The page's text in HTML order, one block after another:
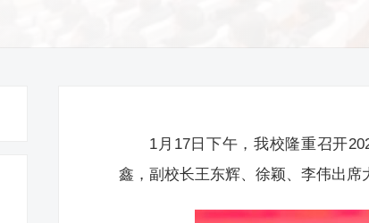
1月17日下午，我校隆重召开
鑫，副校长王东辉、徐颖、李伟出